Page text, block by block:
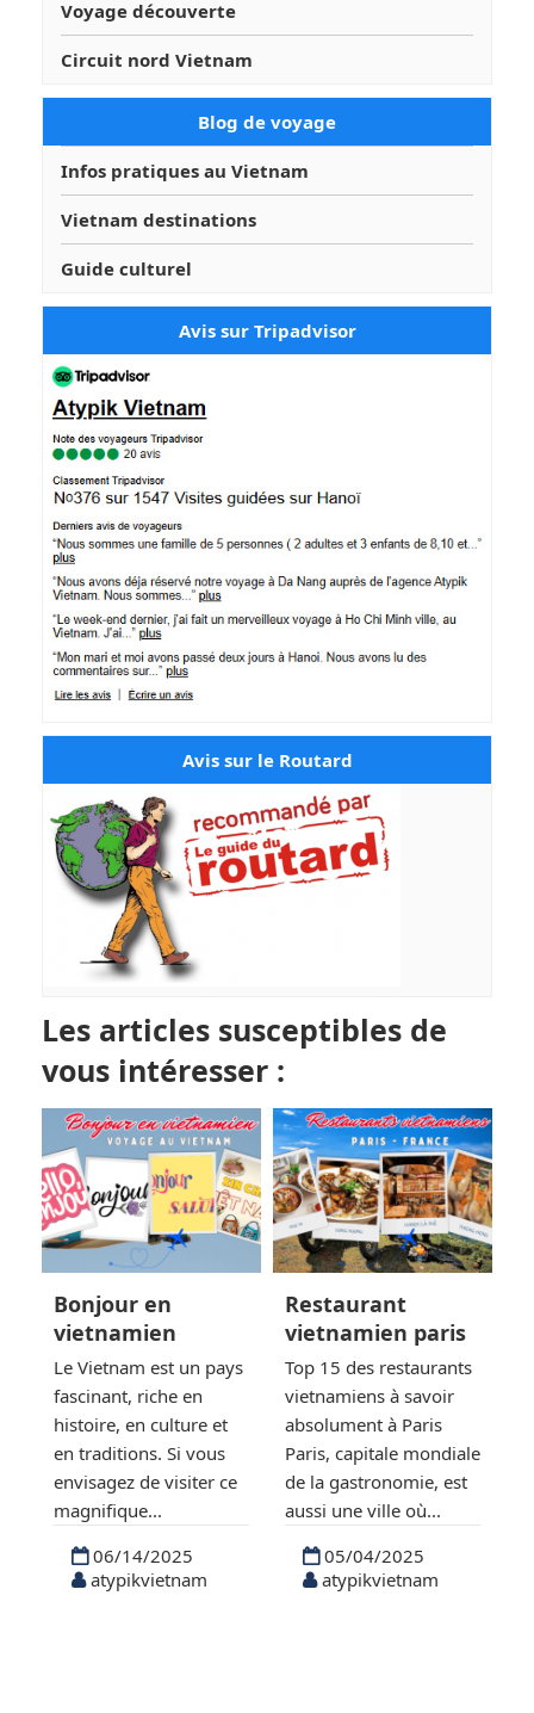
Voyage découverte
Circuit nord Vietnam
Blog de voyage
Infos pratiques au Vietnam
Vietnam destinations
Guide culturel
Avis sur Tripadvisor
Avis sur le Routard
Les articles susceptibles de
vous intéresser :
Bonjour en
vietnamien
Le Vietnam est un pays
fascinant, riche en
histoire, en culture et
en traditions. Si vous
envisagez de visiter ce
magnifique...
06/14/2025
atypikvietnam
Restaurant
vietnamien paris
Top 15 des restaurants
vietnamiens à savoir
absolument à Paris
Paris, capitale mondiale
de la gastronomie, est
aussi une ville où...
05/04/2025
atypikvietnam